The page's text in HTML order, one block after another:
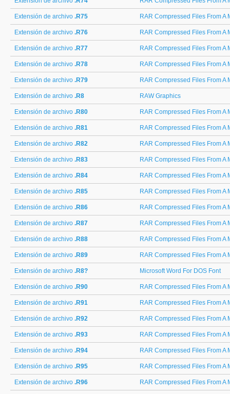
Extensión de archivo .R75 RAR Compressed Files From A
Extensión de archivo .R76 RAR Compressed Files From A
Extensión de archivo .R77 RAR Compressed Files From A
Extensión de archivo .R78 RAR Compressed Files From A
Extensión de archivo .R79 RAR Compressed Files From A
Extensión de archivo .R8 RAW Graphics
Extensión de archivo .R80 RAR Compressed Files From A
Extensión de archivo .R81 RAR Compressed Files From A
Extensión de archivo .R82 RAR Compressed Files From A
Extensión de archivo .R83 RAR Compressed Files From A
Extensión de archivo .R84 RAR Compressed Files From A
Extensión de archivo .R85 RAR Compressed Files From A
Extensión de archivo .R86 RAR Compressed Files From A
Extensión de archivo .R87 RAR Compressed Files From A
Extensión de archivo .R88 RAR Compressed Files From A
Extensión de archivo .R89 RAR Compressed Files From A
Extensión de archivo .R8? Microsoft Word For DOS Font
Extensión de archivo .R90 RAR Compressed Files From A
Extensión de archivo .R91 RAR Compressed Files From A
Extensión de archivo .R92 RAR Compressed Files From A
Extensión de archivo .R93 RAR Compressed Files From A
Extensión de archivo .R94 RAR Compressed Files From A
Extensión de archivo .R95 RAR Compressed Files From A
Extensión de archivo .R96 RAR Compressed Files From A